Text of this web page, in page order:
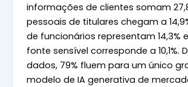
informações de clientes somam
pessoais de titulares chegam a
de funcionários representam 14,3%
fonte sensível corresponde a 10,1%.
dados, 79% fluem para um único
modelo de IA generativa de